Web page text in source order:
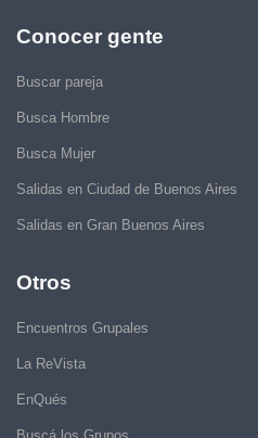
Conocer gente
Buscar pareja
Busca Hombre
Busca Mujer
Salidas en Ciudad de Buenos Aires
Salidas en Gran Buenos Aires
Otros
Encuentros Grupales
La ReVista
EnQués
Buscá los Grupos